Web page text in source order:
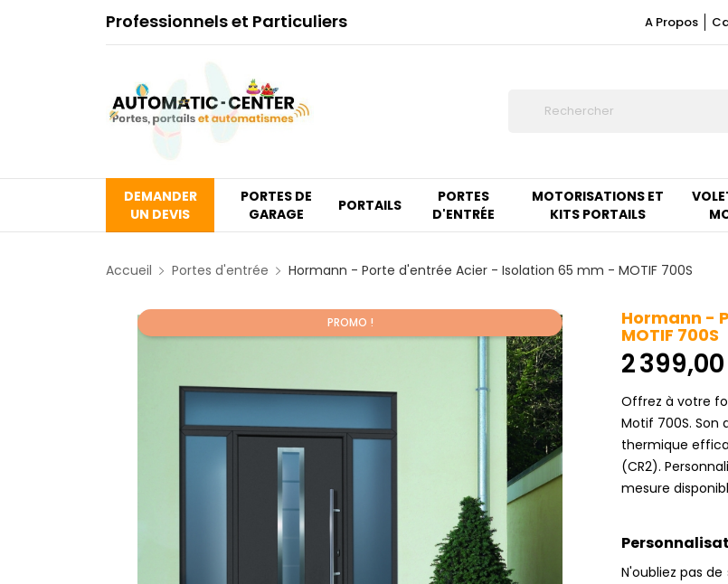
Professionnels et Particuliers A Propos
DEMANDER
UN DEVIS
PORTES DE
GARAGE
PORTAILS
PORTES
D'ENTRÉE
MOTORISATIONS ET
KITS PORTAILS
Accueil Portes d'entrée Hormann - Porte d'entrée Acier - Isolation 65 mm - MOTIF 700S
PROMO !
Promo !
Hormann -
MOTIF 700S
2
Offrez à votre
Motif 700S.
thermique
(CR2).
mesure
N'oubliez pas